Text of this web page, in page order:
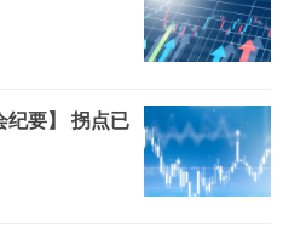
纪要】 拐点已